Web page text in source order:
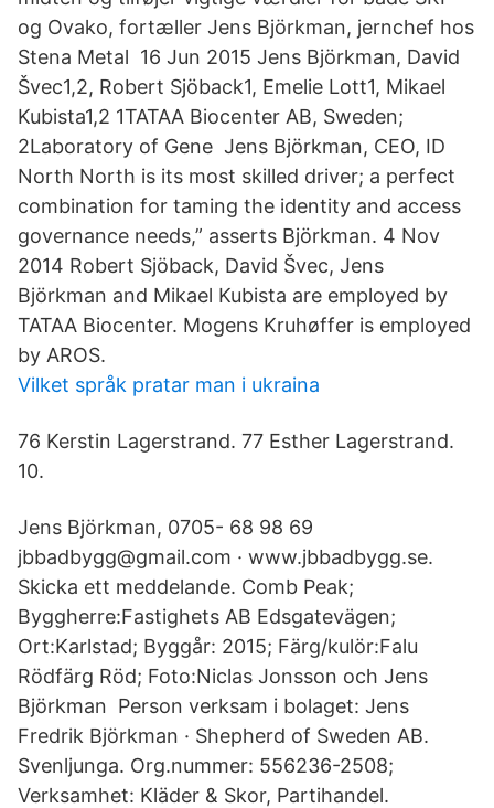
og Ovako, fortæller Jens Björkman, jernchef hos
Stena Metal 16 Jun 2015 Jens Björkman, David
Švec1,2, Robert Sjöback1, Emelie Lott1, Mikael
Kubista1,2 1TATAA Biocenter AB, Sweden;
2Laboratory of Gene Jens Björkman, CEO, ID
North North is its most skilled driver; a perfect
combination for taming the identity and access
governance needs,” asserts Björkman. 4 Nov
2014 Robert Sjöback, David Švec, Jens
Björkman and Mikael Kubista are employed by
TATAA Biocenter. Mogens Kruhøffer is employed
by AROS.
Vilket språk pratar man i ukraina
76 Kerstin Lagerstrand. 77 Esther Lagerstrand.
10.
Jens Björkman, 0705- 68 98 69
jbbadbygg@gmail.com · www.jbbadbygg.se.
Skicka ett meddelande. Comb Peak;
Byggherre:Fastighets AB Edsgatevägen;
Ort:Karlstad; Byggår: 2015; Färg/kulör:Falu
Rödfärg Röd; Foto:Niclas Jonsson och Jens
Björkman Person verksam i bolaget: Jens
Fredrik Björkman · Shepherd of Sweden AB.
Svenljunga. Org.nummer: 556236-2508;
Verksamhet: Kläder & Skor, Partihandel.